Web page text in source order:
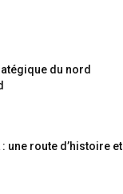
du nord
: une route d’histoire et